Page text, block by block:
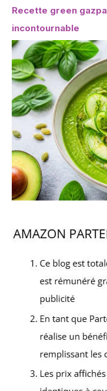
Recette green
incontournable